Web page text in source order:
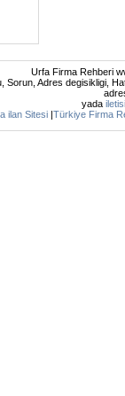
Urfa Firma Rehberi
Sorun, Adres degisikligi,
yada
ilan Sitesi |Türkiye Firma